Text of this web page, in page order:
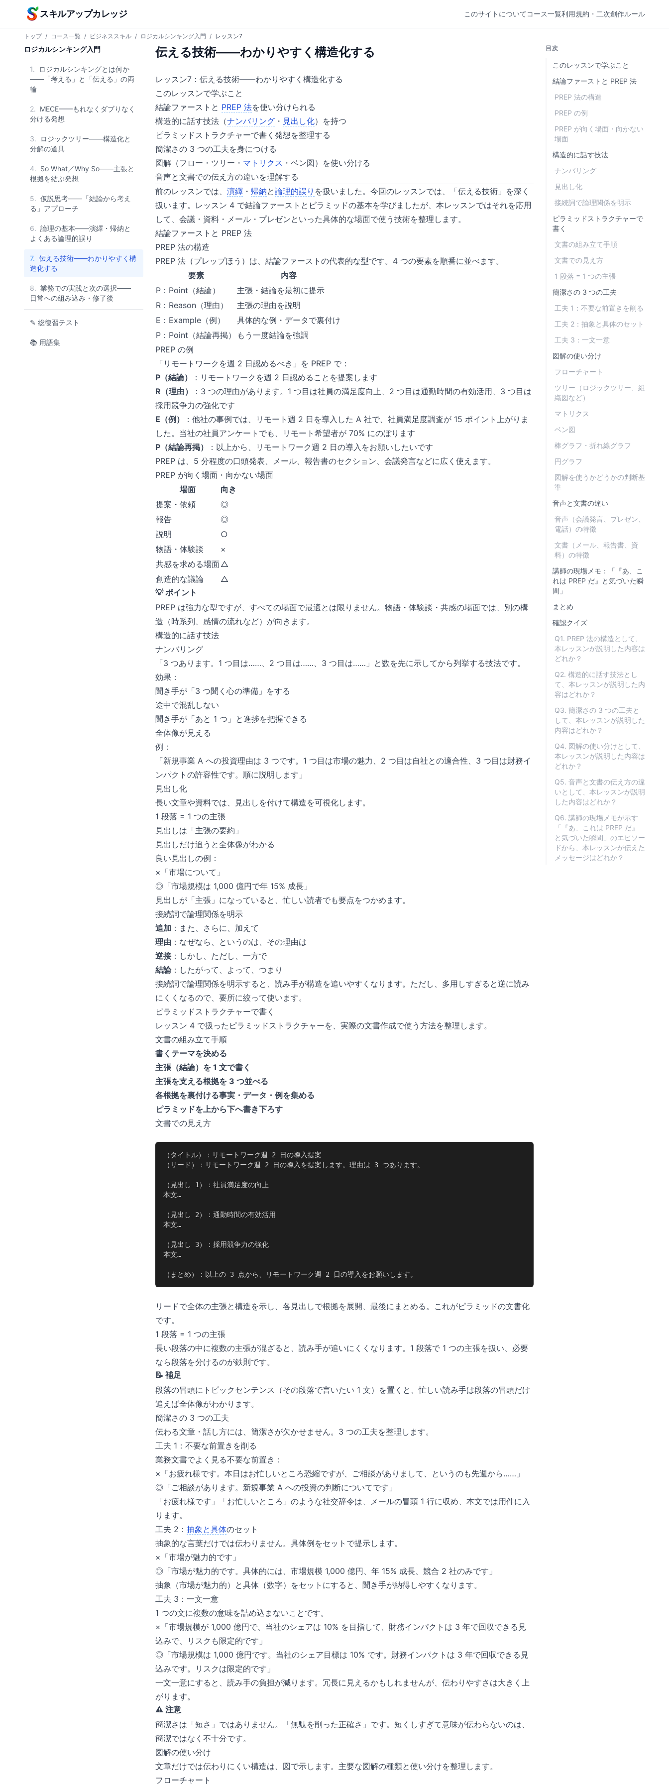
本文へスキップ
スキルアップカレッジ このサイトについて コース一覧利用規約・二次創作ルール
トップ / コース一覧 / ビジネススキル / ロジカルシンキング入門 / レッスン7
ロジカルシンキング入門
1.
ロジカルシンキングとは何か
——「考える」と「伝える」の両
輪
2. MECE——もれなくダブりなく
分ける発想
3.
ロジックツリー——構造化と
分解の道具
4. So What／Why So——主張と
根拠を結ぶ発想
5. 仮説思考——「結論から考え
る」アプローチ
6. 論理の基本——演繹・帰納と
よくある論理的誤り
7. 伝える技術——わかりやすく構
造化する
8. 業務での実践と次の選択——
日常への組み込み・修了後
✎ 総復習テスト
📚 用語集
伝える技術——わかりやすく構造化する
レッスン7：伝える技術——わかりやすく構造化する
このレッスンで学ぶこと
結論ファーストと PREP 法を使い分けられる
構造的に話す技法（ナンバリング ・ 見出し化）を持つ
ピラミッドストラクチャーで書く発想を整理する
簡潔さの 3 つの工夫を身につける
図解（フロー・ツリー・ マトリクス ・ベン図）を使い分ける
音声と文書での伝え方の違いを理解する
前のレッスンでは、 演繹 ・ 帰納と論理的誤り を扱いました。今回のレッスンでは、「伝える技術」を深く
扱います。レッスン 4 で結論ファーストとピラミッドの基本を学びましたが、本レッスンではそれを応用
して、会議・資料・メール・プレゼンといった具体的な場面で使う技術を整理します。
結論ファーストと PREP 法
PREP 法の構造
PREP 法（プレップほう）は、結論ファーストの代表的な型です。4 つの要素を順番に並べます。
要素
内容
P：Point（結論）
主張・結論を最初に提示
R：Reason（理由）
主張の理由を説明
E：Example（例）
具体的な例・データで裏付け
P：Point（結論再掲）
もう一度結論を強調
PREP の例
「リモートワークを週 2 日認めるべき」を PREP で：
P（結論）
：リモートワークを週 2 日認めることを提案します
R（理由）
：3 つの理由があります。1 つ目は社員の満足度向上、2 つ目は通勤時間の有効活用、3 つ目は
採用競争力の強化です
E（例）
：他社の事例では、リモート週 2 日を導入した A 社で、社員満足度調査が 15 ポイント上がりま
した。当社の社員アンケートでも、リモート希望者が 70% にのぼります
P（結論再掲）
：以上から、リモートワーク週 2 日の導入をお願いしたいです
PREP は、5 分程度の口頭発表、メール、報告書のセクション、会議発言などに広く使えます。
PREP が向く場面・向かない場面
場面
向き
提案・依頼
◎
報告
◎
説明
○
物語・体験談
×
共感を求める場面△
創造的な議論
△
💡 ポイント
PREP は強力な型ですが、すべての場面で最適とは限りません。物語・体験談・共感の場面では、別の構
造（時系列、感情の流れなど）が向きます。
構造的に話す技法
ナンバリング
「3 つあります。1 つ目は……、2 つ目は……、3 つ目は……」と数を先に示してから列挙する技法です。
効果：
聞き手が「3 つ聞く心の準備」をする
途中で混乱しない
聞き手が「あと 1 つ」と進捗を把握できる
全体像が見える
例：
「新規事業 A への投資理由は 3 つです。1 つ目は市場の魅力、2 つ目は自社との適合性、3 つ目は財務イ
ンパクトの許容性です。順に説明します」
見出し化
長い文章や資料では、見出しを付けて構造を可視化します。
1 段落 = 1 つの主張
見出しは「主張の要約」
見出しだけ追うと全体像がわかる
良い見出しの例：
×「市場について」
◎「市場規模は 1,000 億円で年 15% 成長」
見出しが「主張」になっていると、忙しい読者でも要点をつかめます。
接続詞で論理関係を明示
追加 ：また、さらに、加えて
理由 ：なぜなら、というのは、その理由は
逆接：しかし、ただし、一方で
結論：したがって、よって、つまり
接続詞で論理関係を明示すると、読み手が構造を追いやすくなります。ただし、多用しすぎると逆に読み
にくくなるので、要所に絞って使います。
ピラミッドストラクチャーで書く
レッスン 4 で扱ったピラミッドストラクチャーを、実際の文書作成で使う方法を整理します。
文書の組み立て手順
書くテーマを決める
主張（結論）を 1 文で書く
主張を支える根拠を 3 つ並べる
各根拠を裏付ける事実・データ・例を集める
ピラミッドを上から下へ書き下ろす
文書での見え方
（タイトル）：リモートワーク週 2 日の導入提案
（リード）：リモートワーク週 2 日の導入を提案します。理由は 3 つあります。
（見出し 1）：社員満足度の向上
本文…
（見出し 2）：通勤時間の有効活用
本文…
（見出し 3）：採用競争力の強化
本文…
（まとめ）：以上の 3 点から、リモートワーク週 2 日の導入をお願いします。
リードで全体の主張と構造を示し、各見出しで根拠を展開、最後にまとめる。これがピラミッドの文書化
です。
1 段落 = 1 つの主張
長い段落の中に複数の主張が混ざると、読み手が追いにくくなります。1 段落で 1 つの主張を扱い、必要
なら段落を分けるのが鉄則です。
📝 補足
段落の冒頭にトピックセンテンス（その段落で言いたい 1 文）を置くと、忙しい読み手は段落の冒頭だけ
追えば全体像がわかります。
簡潔さの 3 つの工夫
伝わる文章・話し方には、簡潔さが欠かせません。3 つの工夫を整理します。
工夫 1：不要な前置きを削る
業務文書でよく見る不要な前置き：
×「お疲れ様です。本日はお忙しいところ恐縮ですが、ご相談がありまして、というのも先週から……」
◎「ご相談があります。新規事業 A への投資の判断についてです」
「お疲れ様です」「お忙しいところ」のような社交辞令は、メールの冒頭 1 行に収め、本文では用件に入
ります。
工夫 2： 抽象と具体のセット
抽象的な言葉だけでは伝わりません。具体例をセットで提示します。
×「市場が魅力的です」
◎「市場が魅力的です。具体的には、市場規模 1,000 億円、年 15% 成長、競合 2 社のみです」
抽象（市場が魅力的）と具体（数字）をセットにすると、聞き手が納得しやすくなります。
工夫 3：一文一意
1 つの文に複数の意味を詰め込まないことです。
×「市場規模が 1,000 億円で、当社のシェアは 10% を目指して、財務インパクトは 3 年で回収できる見
込みで、リスクも限定的です」
◎「市場規模は 1,000 億円です。当社のシェア目標は 10% です。財務インパクトは 3 年で回収できる見
込みです。リスクは限定的です」
一文一意にすると、読み手の負担が減ります。冗長に見えるかもしれませんが、伝わりやすさは大きく上
がります。
⚠️ 注意
簡潔さは「短さ」ではありません。「無駄を削った正確さ」です。短くしすぎて意味が伝わらないのは、
簡潔ではなく不十分です。
図解の使い分け
文章だけでは伝わりにくい構造は、図で示します。主要な図解の種類と使い分けを整理します。
フローチャート
目次
このレッスンで学ぶこと
結論ファーストと PREP 法
PREP 法の構造
PREP の例
PREP が向く場面・向かない
場面
構造的に話す技法
ナンバリング
見出し化
接続詞で論理関係を明示
ピラミッドストラクチャーで
書く
文書の組み立て手順
文書での見え方
1 段落 = 1 つの主張
簡潔さの 3 つの工夫
工夫 1：不要な前置きを削る
工夫 2：抽象と具体のセット
工夫 3：一文一意
図解の使い分け
フローチャート
ツリー（ロジックツリー、組
織図など）
マトリクス
ベン図
棒グラフ・折れ線グラフ
円グラフ
図解を使うかどうかの判断基
準
音声と文書の違い
音声（会議発言、プレゼン、
電話）の特徴
文書（メール、報告書、資
料）の特徴
講師の現場メモ：「『あ、こ
れは PREP だ』と気づいた瞬
間」
まとめ
確認クイズ
Q1. PREP 法の構造として、
本レッスンが説明した内容は
どれか？
Q2. 構造的に話す技法とし
て、本レッスンが説明した内
容はどれか？
Q3. 簡潔さの 3 つの工夫と
して、本レッスンが説明した
内容はどれか？
Q4. 図解の使い分けとして、
本レッスンが説明した内容は
どれか？
Q5. 音声と文書の伝え方の違
いとして、本レッスンが説明
した内容はどれか？
Q6. 講師の現場メモが示す
「『あ、これは PREP だ』
と気づいた瞬間」のエピソー
ドから、本レッスンが伝えた
メッセージはどれか？